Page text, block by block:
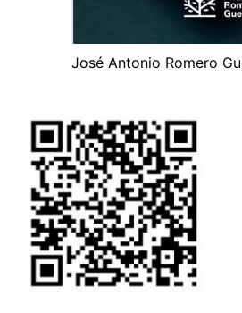
José Antonio Romero